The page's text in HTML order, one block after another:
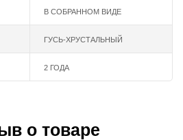
В СОБРАННОМ ВИДЕ
ГУСЬ-ХРУСТАЛЬНЫЙ
2 ГОДА
о товаре